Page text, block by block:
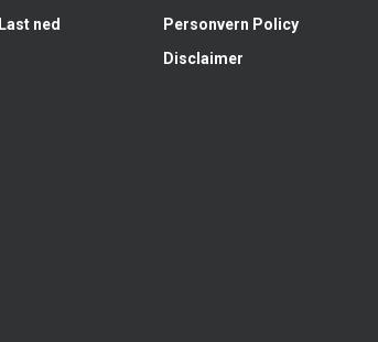
Last ned
Personvern Policy
Disclaimer